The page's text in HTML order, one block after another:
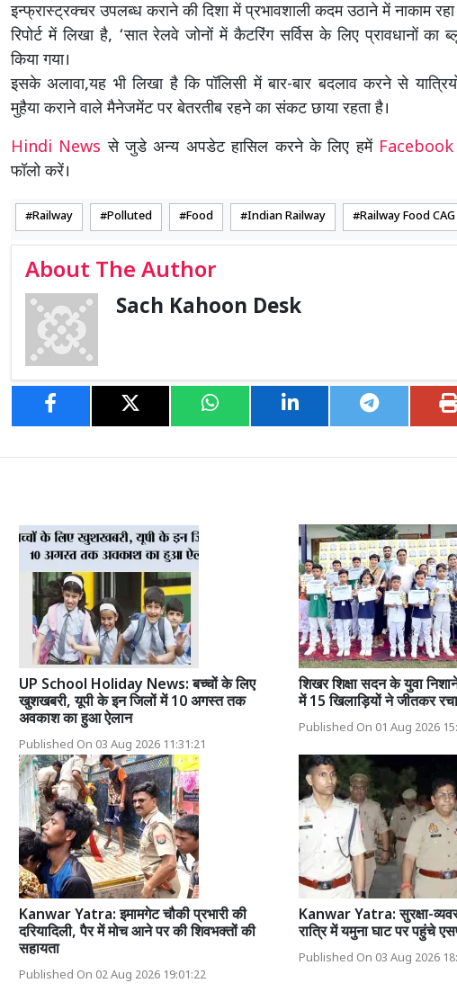
इन्फ्रास्ट्रक्चर उपलब्ध कराने की दिशा में प्रभावशाली कदम उठाने में नाकाम
रिपोर्ट में लिखा है, ‘सात रेलवे जोनों में कैटरिंग सर्विस के लिए प्रावधानों का
किया गया।
इसके अलावा,यह भी लिखा है कि पॉलिसी में बार-बार बदलाव करने से
मुहैया कराने वाले मैनेजमेंट पर बेतरतीब रहने का संकट छाया रहता है।
Hindi Newsसे जुडे अन्य अपडेट हासिल करने के लिए हमें Facebook
फॉलो करें।
Railway Polluted Food Indian Railway Railway Food CAG
About The Author
Sach Kahoon Desk
UP School Holiday News: बच्चों के लिए
खुशखबरी, यूपी के इन जिलों में 10 अगस्त तक
अवकाश का हुआ ऐलान
Published On 03 Aug 2026 11:31:21
शिखर शिक्षा सदन के युवा
में 15 खिलाड़ियों ने जीतकर रचा
Published On 01 Aug 2026
Kanwar Yatra: इमामगेट चौकी प्रभारी की
दरियादिली, पैर में मोच आने पर की शिवभक्तों की
सहायता
Published On 02 Aug 2026 19:01:22
Kanwar Yatra: सुरक्षा-
रात्रि में यमुना घाट पर पहुंचे
Published On 03 Aug 2026